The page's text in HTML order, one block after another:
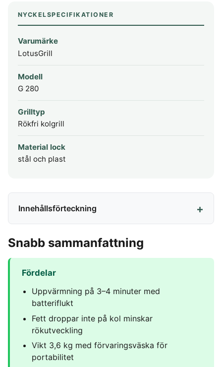
NYCKELSPECIFIKATIONER
Varumärke
LotusGrill
Modell
G 280
Grilltyp
Rökfri kolgrill
Material lock
stål och plast
Innehållsförteckning
Snabb sammanfattning
Fördelar
Uppvärmning på 3–4 minuter med
batteriflukt
Fett droppar inte på kol minskar
rökutveckling
Vikt 3,6 kg med förvaringsväska för
portabilitet